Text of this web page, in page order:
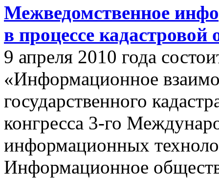
Межведомственное
в процессе
9 апреля 2010 года
«Информационное
государственного
конгресса 3-го
информационных
Информационное